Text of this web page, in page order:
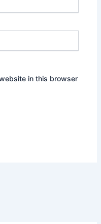
in this browser